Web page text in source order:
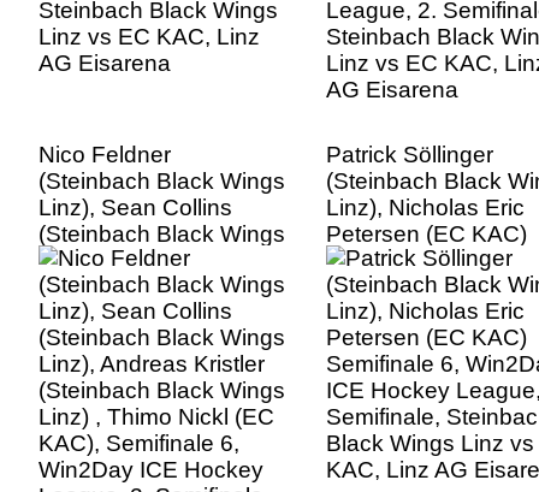
Nico Feldner
(Steinbach Black Wings
Linz), Sean Collins
(Steinbach Black Wings
Linz), Andreas Kristler
(Steinbach Black Wings
Linz) , Thimo Nickl (EC
KAC), Semifinale 6,
Win2Day ICE Hockey
League, 2. Semifinale,
Steinbach Black Wings
Linz vs EC KAC, Linz
AG Eisarena
Patrick Söllinger
(Steinbach Black
Linz), Nicholas Eric
Petersen (EC KAC)
Semifinale 6,
ICE Hockey
Semifinale,
Black Wings Linz vs
KAC, Linz AG